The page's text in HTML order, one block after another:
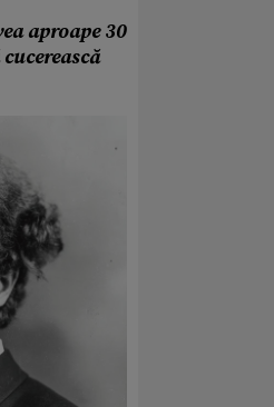
aproape 30